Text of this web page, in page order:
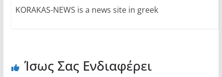
KORAKAS-NEWS is a news site in greek
Ίσως Σας Ενδιαφέρει